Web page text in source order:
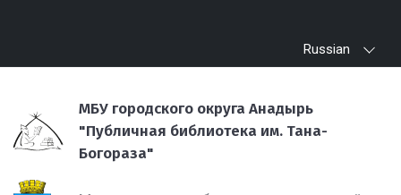
Russian
МБУ городского округа Анадырь
"Публичная библиотека им. Тана-
Богораза"